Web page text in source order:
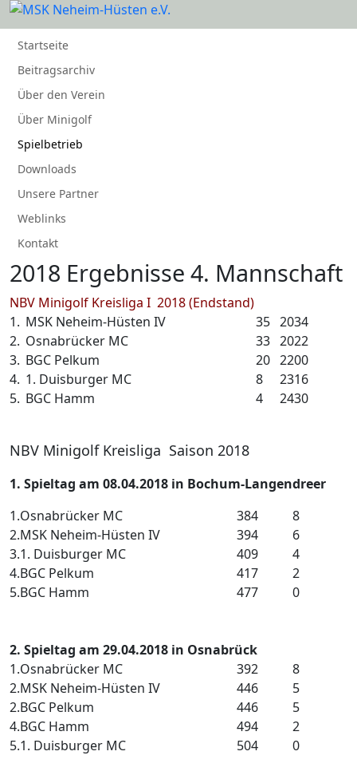
Startseite
Beitragsarchiv
Über den Verein
Über Minigolf
Spielbetrieb
Downloads
Unsere Partner
Weblinks
Kontakt
2018 Ergebnisse 4. Mannschaft
NBV Minigolf Kreisliga I 2018 (Endstand)
1. MSK Neheim-Hüsten IV 35 2034
2. Osnabrücker MC 33 2022
3. BGC Pelkum 20 2200
4. 1. Duisburger MC 8
2316
5. BGC Hamm 4 2430
NBV Minigolf Kreisliga Saison 2018
1. Spieltag am 08.04.2018 in Bochum-Langendreer
1.Osnabrücker MC 384
8
2.MSK Neheim-Hüsten IV 394
6
3.1. Duisburger MC 409
4
4.BGC Pelkum 417
2
5.BGC Hamm 477 0
2. Spieltag am 29.04.2018 in Osnabrück
1.Osnabrücker MC 392
8
2.MSK Neheim-Hüsten IV 446
5
2.BGC Pelkum 446
5
4.BGC Hamm 494
2
5.1. Duisburger MC 504 0